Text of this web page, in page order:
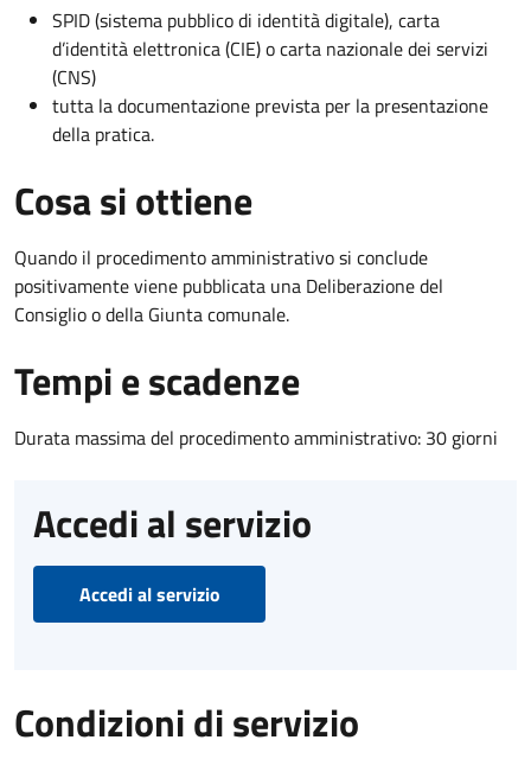
SPID (sistema pubblico di identità digitale), carta
d’identità elettronica (CIE) o carta nazionale dei servizi
(CNS)
tutta la documentazione prevista per la presentazione
della pratica.
Cosa si ottiene
Quando il procedimento amministrativo si conclude
positivamente viene pubblicata una Deliberazione del
Consiglio o della Giunta comunale.
Tempi e scadenze
Durata massima del procedimento amministrativo: 30 giorni
Accedi al servizio
Accedi al servizio
Condizioni di servizio